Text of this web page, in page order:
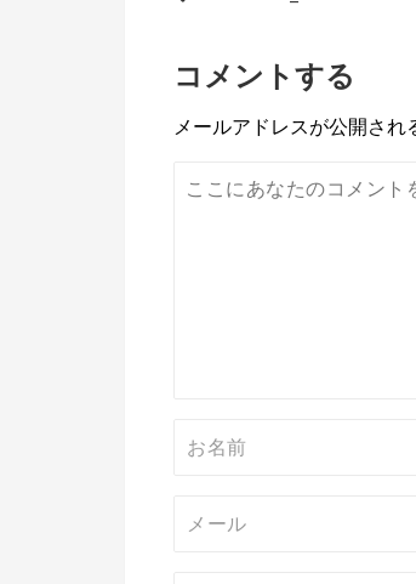
ナ
ビ
ゲ
コメントする
メールアドレスが公開され